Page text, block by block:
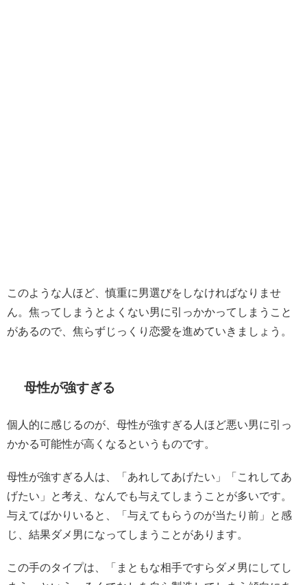
このような人ほど、慎重に男選びをしなければなりませ
ん。焦ってしまうとよくない男に引っかかってしまうこと
があるので、焦らずじっくり恋愛を進めていきましょう。
母性が強すぎる
個人的に感じるのが、母性が強すぎる人ほど悪い男に引っ
かかる可能性が高くなるというものです。
母性が強すぎる人は、「あれしてあげたい」「これしてあ
げたい」と考え、なんでも与えてしまうことが多いです。
与えてばかりいると、「与えてもらうのが当たり前」と感
じ、結果ダメ男になってしまうことがあります。
この手のタイプは、「まともな相手ですらダメ男にしてし